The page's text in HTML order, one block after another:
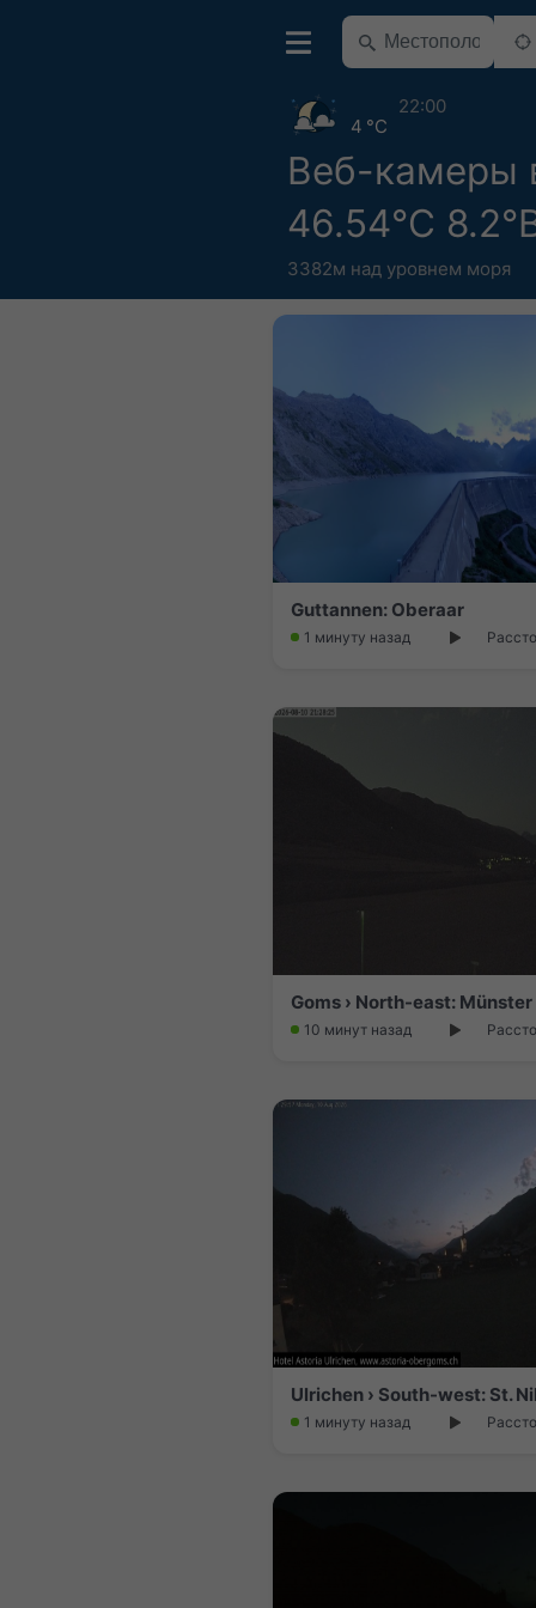
Веб-камеры
46.54°С
3382м над уровнем моря
4 °C
22:00
Guttannen: Oberaar
1 минуту назад
10 минут назад
Ulrichen › South-west: St.
1 минуту назад